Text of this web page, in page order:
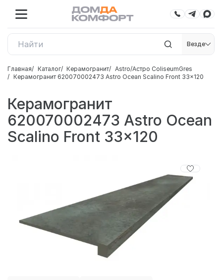
Везде
Главная Каталог Керамогранит
Astro/Астро ColiseumGres
Керамогранит 620070002473 Astro Ocean Scalino Front 33x120
Керамогранит
620070002473 Astro Ocean
Scalino Front 33x120